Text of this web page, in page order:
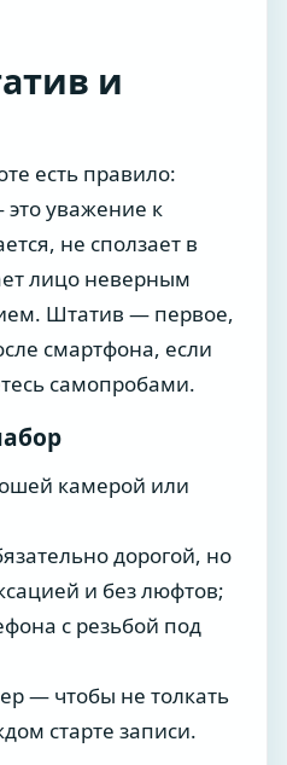
и
есть правило:
уважение к
не сползает в
лицо неверным
Штатив — первое,
смартфона, если
самопробами.
камерой или
дорогой, но
и без люфтов;
с резьбой под
— чтобы не толкать
старте записи.